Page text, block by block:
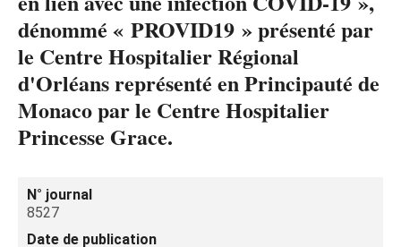
dénommé « PROVID19 » présenté par
le Centre Hospitalier Régional
d'Orléans représenté en Principauté de
Monaco par le Centre Hospitalier
Princesse Grace.
N° journal
8527
Date de publication